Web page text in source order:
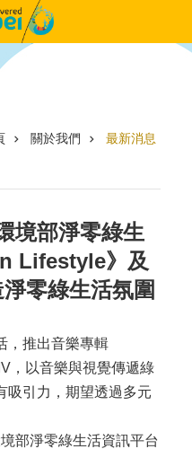
關於我們 最新消息
境部淨零綠生
Lifestyle》及
零綠生活氛圍
，推出音樂專輯
，以音樂與視覺傳遞綠
吸引力，期望透過多元
部淨零綠生活資訊平台